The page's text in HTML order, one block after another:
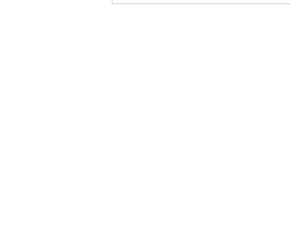
นาน แฮร์รี่ พอตเตอร์